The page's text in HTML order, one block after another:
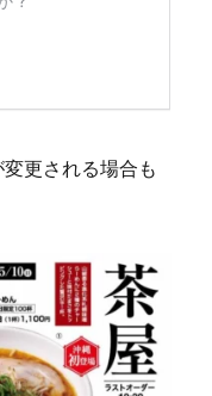
更される場合も